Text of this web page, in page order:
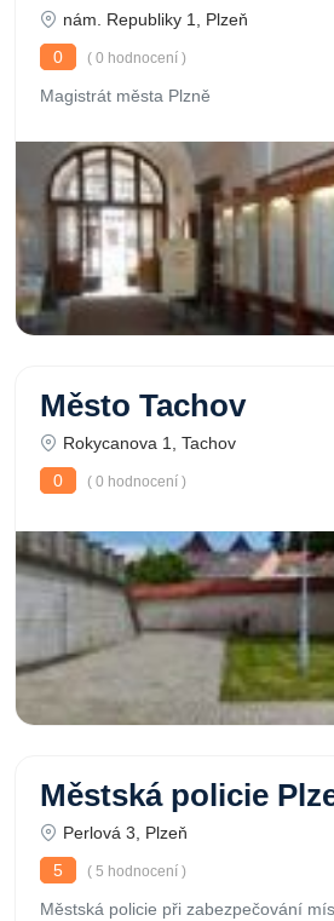
nám. Republiky 1, Plzeň
0
( 0 hodnocení )
Magistrát města Plzně
Město Tachov
Rokycanova 1, Tachov
0
( 0 hodnocení )
Městská policie
Perlová 3, Plzeň
5
( 5 hodnocení )
Městská policie při zabezpečování